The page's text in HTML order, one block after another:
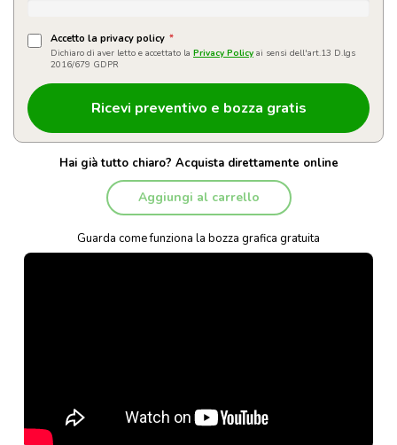
Accetto la privacy policy *
Dichiaro di aver letto e accettato la Privacy Policy ai sensi dell'art.13 D.lgs
2016/679 GDPR
Hai già tutto chiaro? Acquista direttamente online
Aggiungi al carrello
Guarda come funziona la bozza grafica gratuita